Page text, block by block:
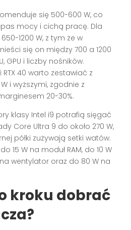
się 500-600 W, co
mocy i cichą pracę. Dla
1200 W, z tym że w
się on między 700 a 1200
GPU i liczby nośników.
40 warto zestawiać z
i wyższymi, zgodnie z
20-30%.
klasy Intel i9 potrafią sięgać
Core Ultra 9 do około 270 W,
półki zużywają setki watów.
15 W na moduł RAM, do 10 W
na wentylator oraz do 80 W na
kroku dobrać